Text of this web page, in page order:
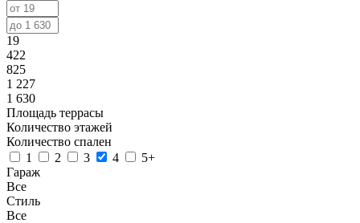
19
422
825
1 227
1 630
Площадь террасы
Количество этажей
Количество спален
1
2 3 4
5+
Гараж
Все
Стиль
Все